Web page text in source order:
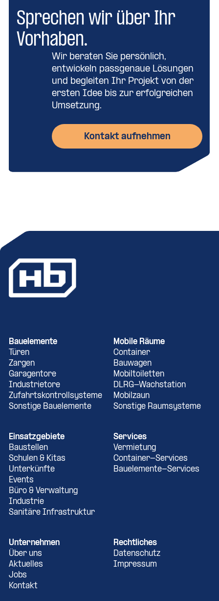
Sprechen wir über Ihr
Vorhaben.
Wir beraten Sie persönlich,
entwickeln passgenaue Lösungen
und begleiten Ihr Projekt von der
ersten Idee bis zur erfolgreichen
Umsetzung.
Kontakt aufnehmen
Bauelemente
Türen
Zargen
Garagentore
Industrietore
Zufahrtskontrollsysteme
Sonstige Bauelemente
Mobile Räume
Container
Bauwagen
Mobiltoiletten
DLRG-Wachstation
Mobilzaun
Sonstige Raumsysteme
Einsatzgebiete
Baustellen
Schulen & Kitas
Unterkünfte
Events
Büro & Verwaltung
Industrie
Sanitäre Infrastruktur
Services
Vermietung
Container-Services
Bauelemente-Services
Unternehmen
Über uns
Aktuelles
Jobs
Kontakt
Rechtliches
Datenschutz
Impressum